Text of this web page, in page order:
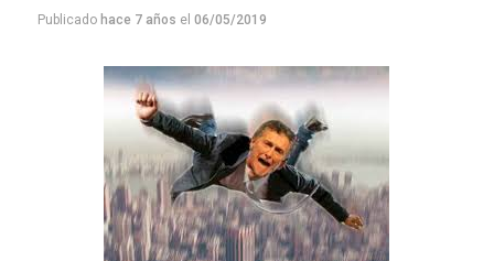
Publicado hace 7 años el 06/05/2019